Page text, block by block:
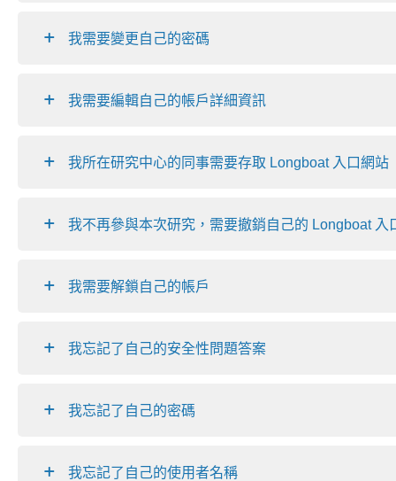
我需要變更自己的密碼
我需要編輯自己的帳戶詳細資訊
我所在研究中心的同事需要存取 Longboat 入口網站
我不再參與本次研究，需要撤銷自己的 Longboat 入
我需要解鎖自己的帳戶
我忘記了自己的安全性問題答案
我忘記了自己的密碼
我忘記了自己的使用者名稱